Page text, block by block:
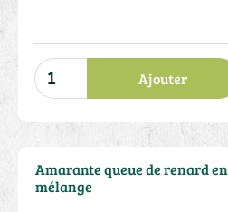
Ajouter
Amarante queue de renard en
mélange